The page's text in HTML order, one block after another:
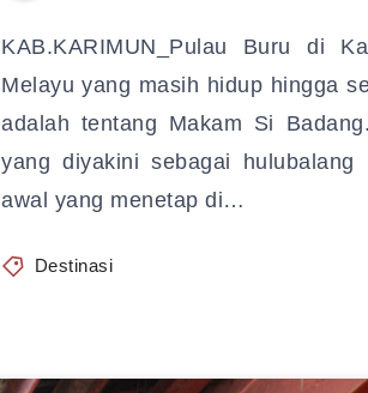
KAB.KARIMUN_Pulau Buru di
Melayu yang masih hidup hingga
adalah tentang Makam Si
yang diyakini sebagai
awal yang menetap di…
Destinasi